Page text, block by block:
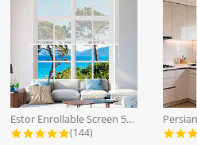
Estor Enrollable Screen 5% a Medida...
4.9 star rating
(144)